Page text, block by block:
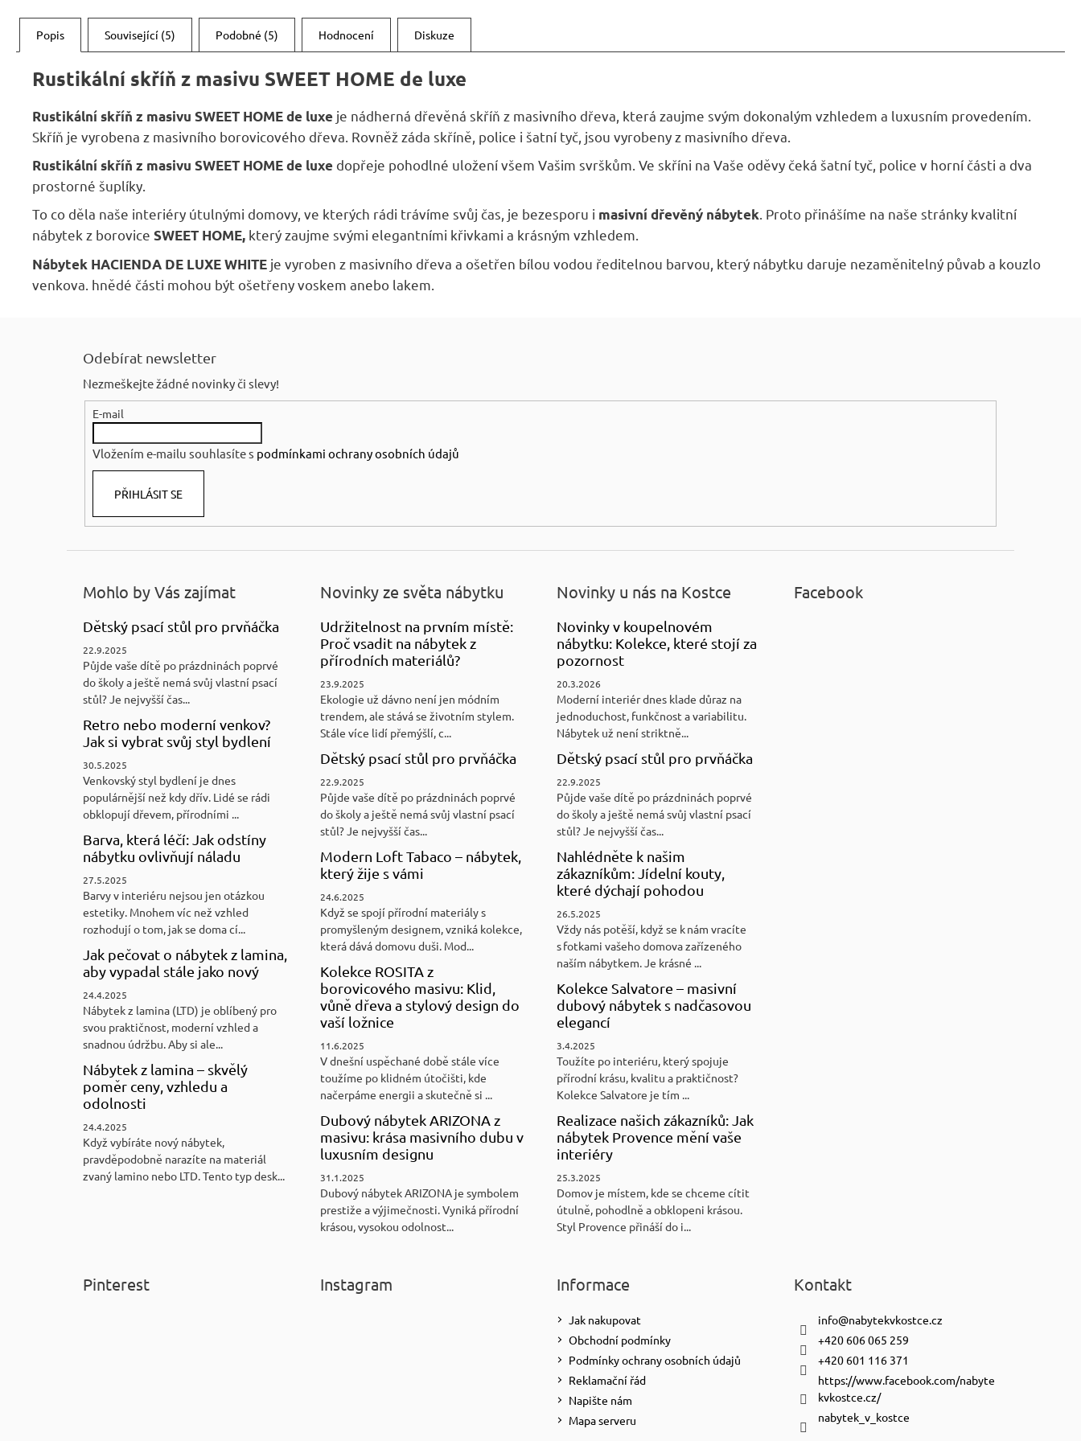
Popis Související (5) Podobné (5) Hodnocení Diskuze
Rustikální skříň z masivu SWEET HOME de luxe
Rustikální skříň z masivu SWEET HOME de luxe je nádherná dřevěná skříň z masivního dřeva, která zaujme svým dokonalým vzhledem a luxusním provedením.
Skříň je vyrobena z masivního borovicového dřeva. Rovněž záda skříně, police i šatní tyč, jsou vyrobeny z masivního dřeva.
Rustikální skříň z masivu SWEET HOME de luxedopřeje pohodlné uložení všem Vašim svrškům. Ve skříni na Vaše oděvy čeká šatní tyč, police v horní části a dva
prostorné šuplíky.
To co děla naše interiéry útulnými domovy, ve kterých rádi trávíme svůj čas, je bezesporu i masivní dřevěný nábytek. Proto přinášíme na naše stránky kvalitní
nábytek z borovice SWEET HOME, který zaujme svými elegantními křivkami a krásným vzhledem.
Nábytek HACIENDA DE LUXE WHITE je vyroben z masivního dřeva a ošetřen bílou vodou ředitelnou barvou, který nábytku daruje nezaměnitelný půvab a kouzlo
venkova. hnědé části mohou být ošetřeny voskem anebo lakem.
Odebírat newsletter
Nezmeškejte žádné novinky či slevy!
E-mail
Vložením e-mailu souhlasíte s podmínkami ochrany osobních údajů
PŘIHLÁSIT SE
Mohlo by Vás zajímat
Dětský psací stůl pro prvňáčka
22.9.2025
Půjde vaše dítě po prázdninách poprvé
do školy a ještě nemá svůj vlastní psací
stůl? Je nejvyšší čas...
Retro nebo moderní venkov?
Jak si vybrat svůj styl bydlení
30.5.2025
Venkovský styl bydlení je dnes
populárnější než kdy dřív. Lidé se rádi
obklopují dřevem, přírodními ...
Barva, která léčí: Jak odstíny
nábytku ovlivňují náladu
27.5.2025
Barvy v interiéru nejsou jen otázkou
estetiky. Mnohem víc než vzhled
rozhodují o tom, jak se doma cí...
Jak pečovat o nábytek z lamina,
aby vypadal stále jako nový
24.4.2025
Nábytek z lamina (LTD) je oblíbený pro
svou praktičnost, moderní vzhled a
snadnou údržbu. Aby si ale...
Nábytek z lamina – skvělý
poměr ceny, vzhledu a
odolnosti
24.4.2025
Když vybíráte nový nábytek,
pravděpodobně narazíte na materiál
zvaný lamino nebo LTD. Tento typ desk...
Novinky ze světa nábytku
Udržitelnost na prvním místě:
Proč vsadit na nábytek z
přírodních materiálů?
23.9.2025
Ekologie už dávno není jen módním
trendem, ale stává se životním stylem.
Stále více lidí přemýšlí, c...
Dětský psací stůl pro prvňáčka
22.9.2025
Půjde vaše dítě po prázdninách poprvé
do školy a ještě nemá svůj vlastní psací
stůl? Je nejvyšší čas...
Modern Loft Tabaco – nábytek,
který žije s vámi
24.6.2025
Když se spojí přírodní materiály s
promyšleným designem, vzniká kolekce,
která dává domovu duši. Mod...
Kolekce ROSITA z
borovicového masivu: Klid,
vůně dřeva a stylový design do
vaší ložnice
11.6.2025
V dnešní uspěchané době stále více
toužíme po klidném útočišti, kde
načerpáme energii a skutečně si ...
Dubový nábytek ARIZONA z
masivu: krása masivního dubu v
luxusním designu
31.1.2025
Dubový nábytek ARIZONA je symbolem
prestiže a výjimečnosti. Vyniká přírodní
krásou, vysokou odolnost...
Novinky u nás na Kostce
Novinky v koupelnovém
nábytku: Kolekce, které stojí za
pozornost
20.3.2026
Moderní interiér dnes klade důraz na
jednoduchost, funkčnost a variabilitu.
Nábytek už není striktně...
Dětský psací stůl pro prvňáčka
22.9.2025
Půjde vaše dítě po prázdninách poprvé
do školy a ještě nemá svůj vlastní psací
stůl? Je nejvyšší čas...
Nahlédněte k našim
zákazníkům: Jídelní kouty,
které dýchají pohodou
26.5.2025
Vždy nás potěší, když se k nám vracíte
s fotkami vašeho domova zařízeného
naším nábytkem. Je krásné ...
Kolekce Salvatore – masivní
dubový nábytek s nadčasovou
elegancí
3.4.2025
Toužíte po interiéru, který spojuje
přírodní krásu, kvalitu a praktičnost?
Kolekce Salvatore je tím ...
Realizace našich zákazníků: Jak
nábytek Provence mění vaše
interiéry
25.3.2025
Domov je místem, kde se chceme cítit
útulně, pohodlně a obklopeni krásou.
Styl Provence přináší do i...
Facebook
Pinterest Instagram Informace
Jak nakupovat
Obchodní podmínky
Podmínky ochrany osobních údajů
Reklamační řád
Napište nám
Mapa serveru
Kontakt
info@nabytekvkostce.cz
+420 606 065 259
+420 601 116 371
https://www.facebook.com/nabyte
kvkostce.cz/
nabytek_v_kostce